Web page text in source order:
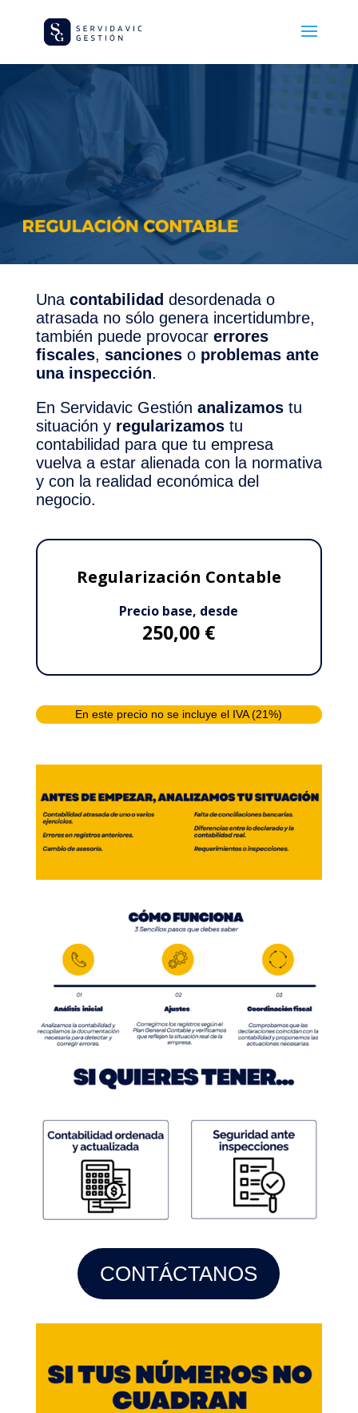
Una contabilidad desordenada o
atrasada no sólo genera incertidumbre,
también puede provocar errores
fiscales, sancioneso problemas ante
una inspección.
En Servidavic Gestión analizamostu
situación y regularizamostu
contabilidad para que tu empresa
vuelva a estar alienada con la normativa
y con la realidad económica del
negocio.
Regularización Contable
Precio base, desde
250,00 €
En este precio no se incluye el IVA (21%)
CONTÁCTANOS